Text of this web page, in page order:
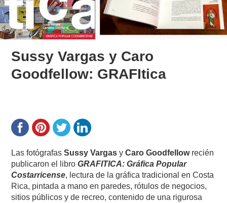
Sussy Vargas y Caro
Goodfellow: GRAFItica
Las fotógrafas Sussy Vargas y Caro Goodfellowrecién
publicaron el libroGRAFITICA: Gráfica Popular
Costarricense, lectura de la gráfica tradicional en Costa
Rica, pintada a mano en paredes, rótulos de negocios,
sitios públicos y de recreo, contenido de una rigurosa